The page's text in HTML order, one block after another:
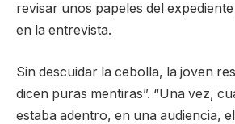
revisar unos papeles del
en la entrevista.
Sin descuidar la cebolla, la joven
dicen puras mentiras”. “Una vez,
estaba adentro, en una audiencia,